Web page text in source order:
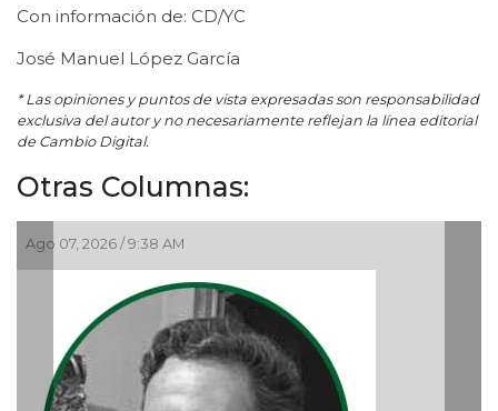
Con información de: CD/YC
José Manuel López García
* Las opiniones y puntos de vista expresadas son responsabilidad
exclusiva del autor y no necesariamente reflejan la línea editorial
de Cambio Digital.
Otras Columnas:
Ago 05, 2026 / 9:04 PM